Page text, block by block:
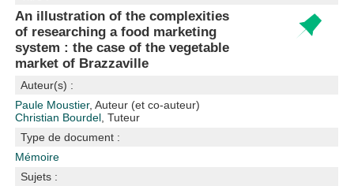
An illustration of the complexities
of researching a food marketing
system : the case of the vegetable
market of Brazzaville
Auteur(s) :
Paule Moustier, Auteur (et co-auteur)
Christian Bourdel , Tuteur
Type de document :
Mémoire
Sujets :